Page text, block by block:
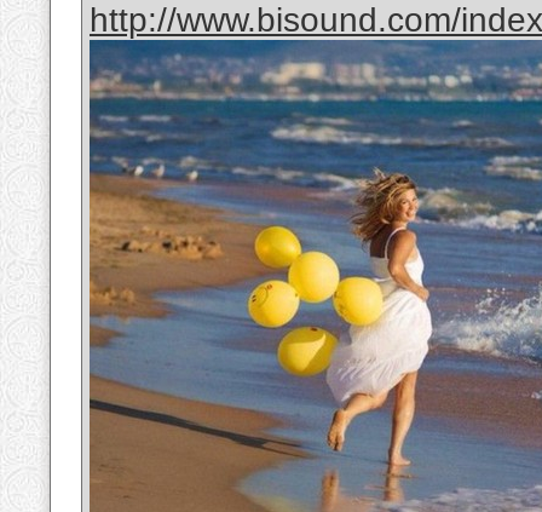
http://www.bisound.com/